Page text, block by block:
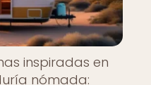
inspiradas en
nómada: